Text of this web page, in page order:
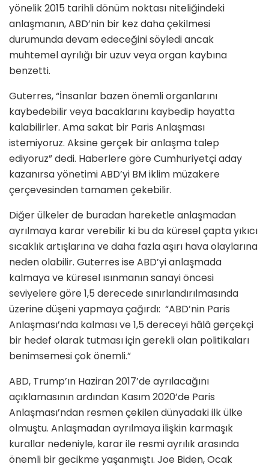
yönelik 2015 tarihli dönüm noktası niteliğindeki
anlaşmanın, ABD’nin bir kez daha çekilmesi
durumunda devam edeceğini söyledi ancak
muhtemel ayrılığı bir uzuv veya organ kaybına
benzetti.
Guterres, “İnsanlar bazen önemli organlarını
kaybedebilir veya bacaklarını kaybedip hayatta
kalabilirler. Ama sakat bir Paris Anlaşması
istemiyoruz. Aksine gerçek bir anlaşma talep
ediyoruz” dedi. Haberlere göre Cumhuriyetçi aday
kazanırsa yönetimi ABD’yi BM iklim müzakere
çerçevesinden tamamen çekebilir.
Diğer ülkeler de buradan hareketle anlaşmadan
ayrılmaya karar verebilir ki bu da küresel çapta yıkıcı
sıcaklık artışlarına ve daha fazla aşırı hava olaylarına
neden olabilir. Guterres ise ABD’yi anlaşmada
kalmaya ve küresel ısınmanın sanayi öncesi
seviyelere göre 1,5 derecede sınırlandırılmasında
üzerine düşeni yapmaya çağırdı: “ABD’nin Paris
Anlaşması’nda kalması ve 1,5 dereceyi hâlâ gerçekçi
bir hedef olarak tutması için gerekli olan politikaları
benimsemesi çok önemli.”
ABD, Trump’ın Haziran 2017’de ayrılacağını
açıklamasının ardından Kasım 2020’de Paris
Anlaşması’ndan resmen çekilen dünyadaki ilk ülke
olmuştu. Anlaşmadan ayrılmaya ilişkin karmaşık
kurallar nedeniyle, karar ile resmi ayrılık arasında
önemli bir gecikme yaşanmıştı. Joe Biden, Ocak